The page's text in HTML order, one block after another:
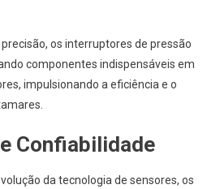
os interruptores de pressão
componentes indispensáveis em
impulsionando a eficiência e o
Confiabilidade
da tecnologia de sensores, os